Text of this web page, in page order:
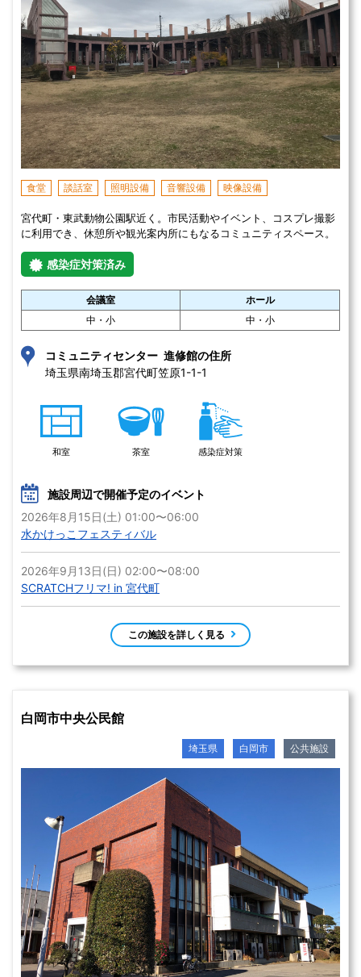
食堂 談話室 照明設備 音響設備 映像設備
宮代町・東武動物公園駅近く。市民活動やイベント、コスプレ撮影
に利用でき、休憩所や観光案内所にもなるコミュニティスペース。
感染症対策済み
会議室
ホール
中・小
中・小
コミュニティセンター 進修館の住所
埼玉県南埼玉郡宮代町笠原1-1-1
和室 茶室 感染症対策
施設周辺で開催予定のイベント
2026年8月15日(土) 01:00〜06:00
水かけっこフェスティバル
2026年9月13日(日) 02:00〜08:00
SCRATCHフリマ! in 宮代町
この施設を詳しく見る
白岡市中央公民館
埼玉県 白岡市 公共施設